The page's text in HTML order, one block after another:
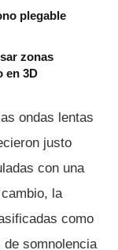
plegable
zonas
en 3D
ondas lentas
justo
con una
la
como
somnolencia